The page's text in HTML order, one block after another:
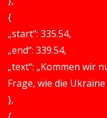
{
„start“: 335.54,
„end“: 339.54,
„text“: „Kommen wir
Frage, wie die
},